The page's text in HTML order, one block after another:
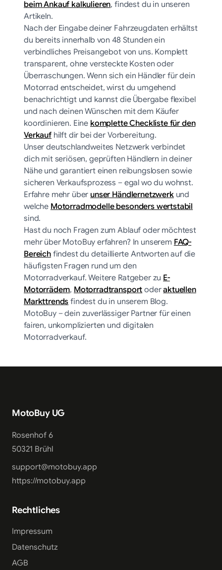
beim Ankauf kalkulieren, findest du in unseren
Artikeln.
Nach der Eingabe deiner Fahrzeugdaten erhältst
du bereits innerhalb von 48 Stunden ein
verbindliches Preisangebot von uns. Komplett
transparent, ohne versteckte Kosten oder
Überraschungen. Wenn sich ein Händler für dein
Motorrad entscheidet, wirst du umgehend
benachrichtigt und kannst die Übergabe flexibel
und nach deinen Wünschen mit dem Käufer
koordinieren. Einekomplette Checkliste für den
Verkaufhilft dir bei der Vorbereitung.
Unser deutschlandweites Netzwerk verbindet
dich mit seriösen, geprüften Händlern in deiner
Nähe und garantiert einen reibungslosen sowie
sicheren Verkaufsprozess – egal wo du wohnst.
Erfahre mehr überunser Händlernetzwerkund
welcheMotorradmodelle besonders wertstabil
sind.
Hast du noch Fragen zum Ablauf oder möchtest
mehr über MotoBuy erfahren? In unseremFAQ-
Bereichfindest du detaillierte Antworten auf die
häufigsten Fragen rund um den
Motorradverkauf. Weitere Ratgeber zuE-
Motorrädern,Motorradtransportoderaktuellen
Markttrendsfindest du in unserem Blog.
MotoBuy – dein zuverlässiger Partner für einen
fairen, unkomplizierten und digitalen
Motorradverkauf.
MotoBuy UG
Rosenhof 6
50321 Brühl
support@motobuy.app
https://motobuy.app
Rechtliches
Impressum
Datenschutz
AGB